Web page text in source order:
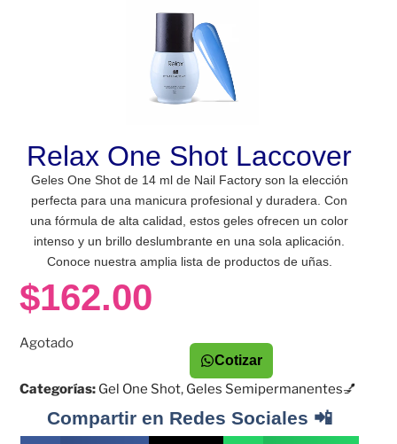
Relax One Shot Laccover
Geles One Shot de 14 ml de Nail Factory son la elección
perfecta para una manicura profesional y duradera. Con
una fórmula de alta calidad, estos geles ofrecen un color
intenso y un brillo deslumbrante en una sola aplicación.
Conoce nuestra amplia lista de productos de uñas.
$162.00
Agotado
Cotizar
Categorías: Gel One Shot, Geles Semipermanentes💅
Compartir en Redes Sociales 📲